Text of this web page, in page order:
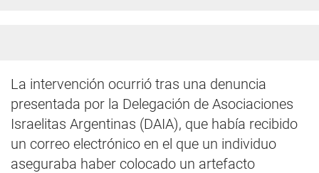
La intervención ocurrió tras una denuncia
presentada por la Delegación de Asociaciones
Israelitas Argentinas (DAIA), que había recibido
un correo electrónico en el que un individuo
aseguraba haber colocado un artefacto